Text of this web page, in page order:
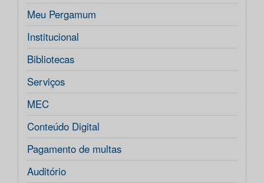
Meu Pergamum
Institucional
Bibliotecas
Serviços
MEC
Conteúdo Digital
Pagamento de multas
Auditório